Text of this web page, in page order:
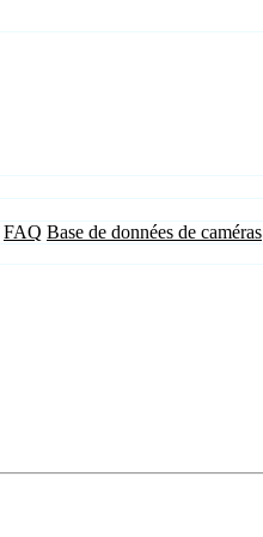
FAQ Base de données de caméras